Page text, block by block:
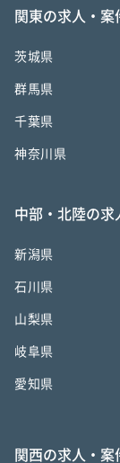
関東の求人・案
茨城県
群馬県
千葉県
神奈川県
中部・北陸の求
新潟県
石川県
山梨県
岐阜県
愛知県
関西の求人・案